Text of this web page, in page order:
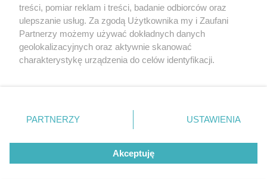
Toruniu
NAJNOWSZE NEWSY:
treści, pomiar reklam i treści, badanie odbiorców oraz
ulepszanie usług. Za zgodą Użytkownika my i Zaufani
Partnerzy możemy używać dokładnych danych
geolokalizacyjnych oraz aktywnie skanować
charakterystykę urządzenia do celów identyfikacji.
zmienić/wycofać klikając przycisk ustawień prywatności
znajdujący się w lewym dolnym rogu strony
rodzaje przetwarzania danych nie wymagają zgody
użytkownika, ale masz prawo sprzeciwić się takiemu
przetwarzaniu. Preferencje będą miały zastosowanie tylko
PARTNERZY USTAWIENIA
Akceptuję